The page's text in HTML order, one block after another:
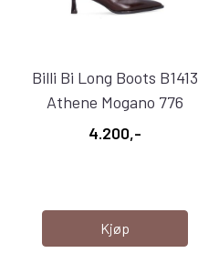
Billi Bi Long Boots B1413
Athene Mogano 776
4.200,-
Kjøp